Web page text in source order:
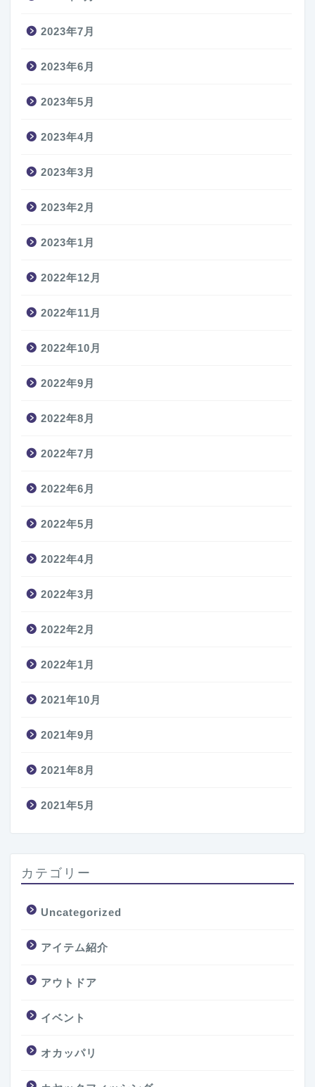
2023年7月
2023年6月
2023年5月
2023年4月
2023年3月
2023年2月
2023年1月
2022年12月
2022年11月
2022年10月
2022年9月
2022年8月
2022年7月
2022年6月
2022年5月
2022年4月
2022年3月
2022年2月
2022年1月
2021年10月
2021年9月
2021年8月
2021年5月
カテゴリー
Uncategorized
アイテム紹介
アウトドア
イベント
オカッパリ